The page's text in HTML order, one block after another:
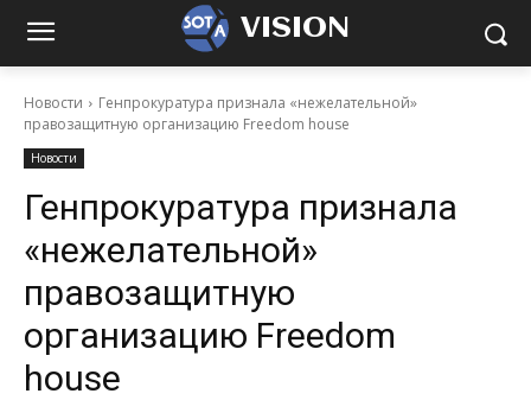
VISION
Новости
Генпрокуратура признала «нежелательной»
правозащитную организацию Freedom house
Новости
Генпрокуратура признала
«нежелательной»
правозащитную
организацию Freedom
house